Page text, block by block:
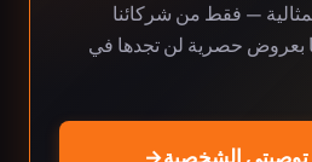
— فقط من شركائنا
بعروض حصرية لن تجدها في
الشخصية→